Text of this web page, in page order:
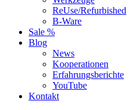
ReUse/Refurbished
B-Ware
Sale %
Blog
News
Kooperationen
Erfahrungsberichte
YouTube
Kontakt